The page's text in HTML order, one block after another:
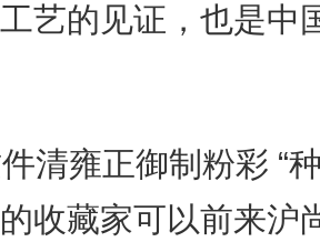
艺的见证，也是中
清雍正御制粉彩 “
收藏家可以前来沪